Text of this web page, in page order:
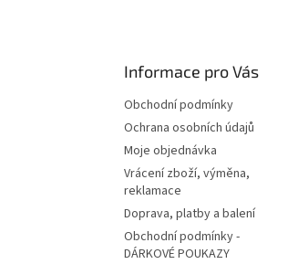
Informace pro Vás
Obchodní podmínky
Ochrana osobních údajů
Moje objednávka
Vrácení zboží, výměna,
reklamace
Doprava, platby a balení
Obchodní podmínky -
DÁRKOVÉ POUKAZY